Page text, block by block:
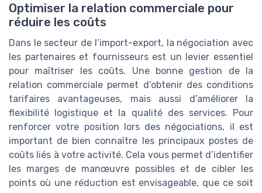
Optimiser la relation commerciale pour
réduire les coûts
Dans le secteur de l’import-export, la négociation avec
les partenaires et fournisseurs est un levier essentiel
pour maîtriser les coûts. Une bonne gestion de la
relation commerciale permet d’obtenir des conditions
tarifaires avantageuses, mais aussi d’améliorer la
flexibilité logistique et la qualité des services. Pour
renforcer votre position lors des négociations, il est
important de bien connaître les principaux postes de
coûts liés à votre activité. Cela vous permet d’identifier
les marges de manœuvre possibles et de cibler les
points où une réduction est envisageable, que ce soit